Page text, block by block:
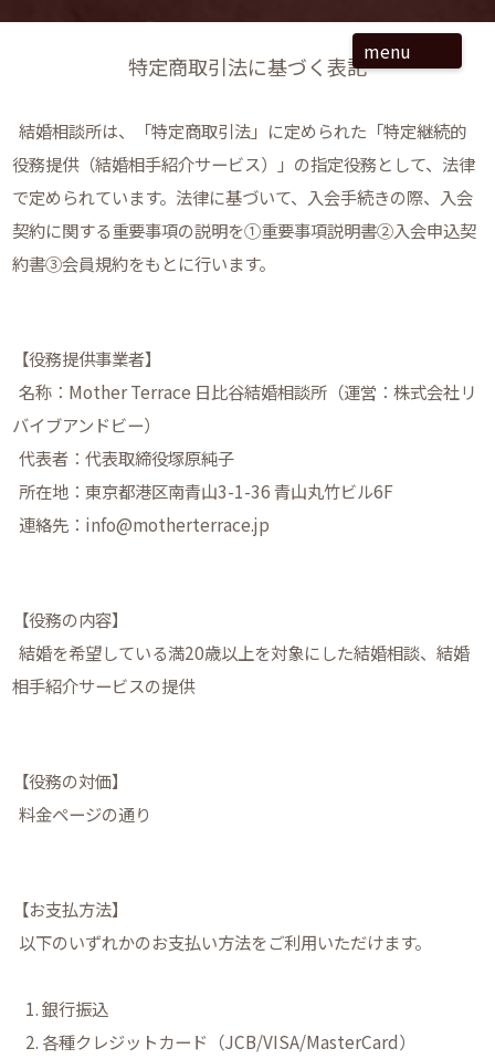
menu
特定商取引法に基づく表記
結婚相談所は、「特定商取引法」に定められた「特定継続的
役務提供（結婚相手紹介サービス）」の指定役務として、法律
で定められています。法律に基づいて、入会手続きの際、入会
契約に関する重要事項の説明を①重要事項説明書②入会申込契
約書③会員規約をもとに行います。
【役務提供事業者】
名称：Mother Terrace 日比谷結婚相談所（運営：株式会社リ
バイブアンドビー）
代表者：代表取締役塚原純子
所在地：東京都港区南青山3-1-36 青山丸竹ビル6F
連絡先：info@motherterrace.jp
【役務の内容】
結婚を希望している満20歳以上を対象にした結婚相談、結婚
相手紹介サービスの提供
【役務の対価】
料金ページの通り
【お支払方法】
以下のいずれかのお支払い方法をご利用いただけます。
1. 銀行振込
2. 各種クレジットカード（JCB/VISA/MasterCard）